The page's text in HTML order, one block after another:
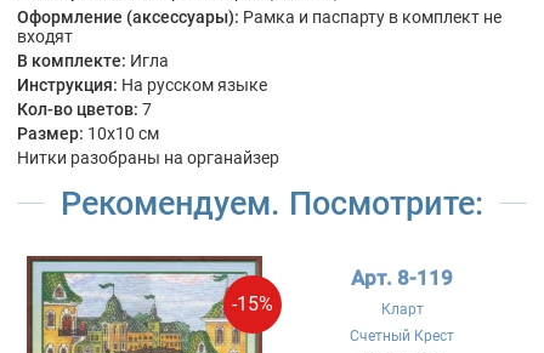
Оформление (аксессуары): Рамка и паспарту в комплект не
входят
В комплекте: Игла
Инструкция: На русском языке
Кол-во цветов: 7
Размер: 10x10 см
Нитки разобраны на органайзер
Рекомендуем. Посмотрите:
-15%
Арт. 8-119
Кларт
Счетный Крест